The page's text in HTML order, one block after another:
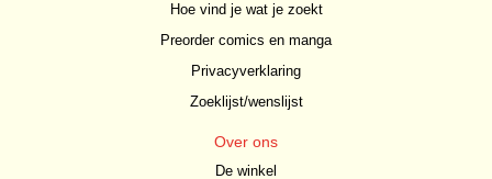
Hoe vind je wat je zoekt
Preorder comics en manga
Privacyverklaring
Zoeklijst/wenslijst
Over ons
De winkel